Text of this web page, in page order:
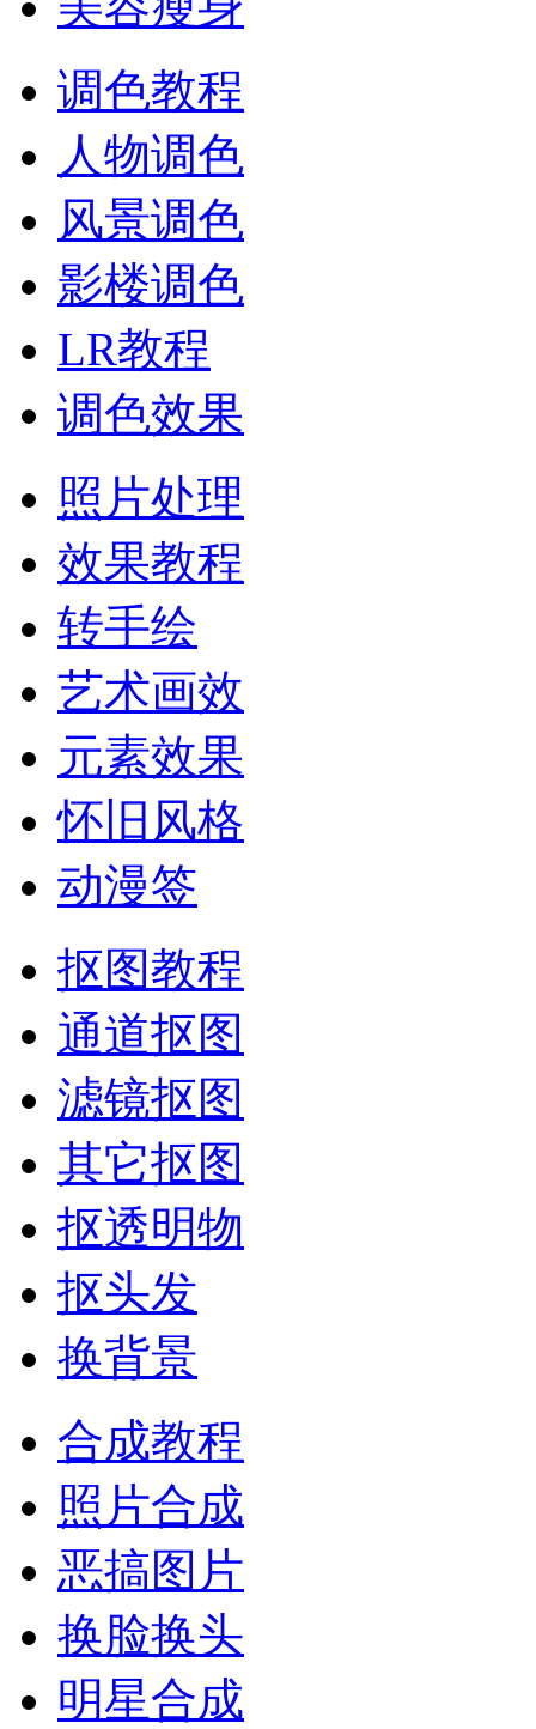
调色教程
人物调色
风景调色
影楼调色
LR教程
调色效果
照片处理
效果教程
转手绘
艺术画效
元素效果
怀旧风格
动漫签
抠图教程
通道抠图
滤镜抠图
其它抠图
抠透明物
抠头发
换背景
合成教程
照片合成
恶搞图片
换脸换头
明星合成